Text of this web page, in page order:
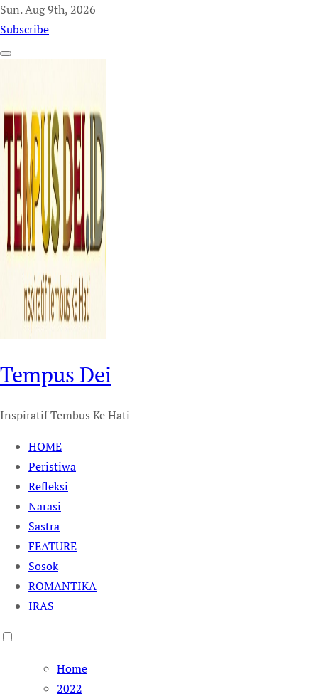
Sun. Aug 9th, 2026
Subscribe
Tempus Dei
Inspiratif Tembus Ke Hati
HOME
Peristiwa
Refleksi
Narasi
Sastra
FEATURE
Sosok
ROMANTIKA
IRAS
Home
2022